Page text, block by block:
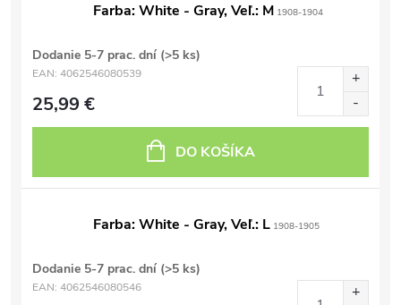
Farba: White - Gray, Veľ.: M 1908-1904
Dodanie 5-7 prac. dní (>5 ks)
EAN: 4062546080539
25,99 €
DO KOŠÍKA
Farba: White - Gray, Veľ.: L 1908-1905
Dodanie 5-7 prac. dní (>5 ks)
EAN: 4062546080546